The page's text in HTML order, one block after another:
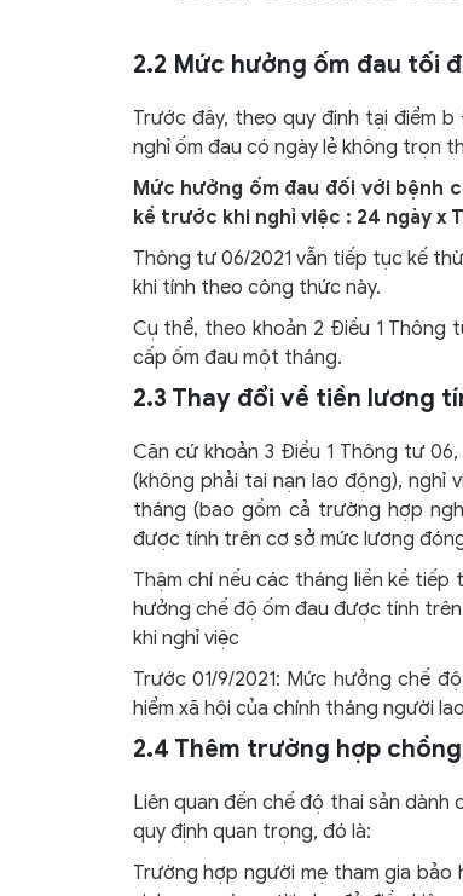
2.2 Mức hưởng ốm đau tối
Trước đây, theo quy định tại điểm
nghỉ ốm đau có ngày lẻ không trọn
Mức hưởng ốm đau đối với bệnh
kề trước khi nghỉ việc : 24 ngày x
Thông tư 06/2021 vẫn tiếp tục kế
khi tính theo công thức này.
Cụ thể, theo khoản 2 Điều 1
cấp ốm đau một tháng.
2.3 Thay đổi về tiền lương
Căn cứ khoản 3 Điều 1 Thông tư
(không phải tai nạn lao động), nghỉ
tháng (bao gồm cả trường hợp
được tính trên cơ sở mức lương
Thậm chí nếu các tháng liền kề
hưởng chế độ ốm đau được tính
khi nghỉ việc
Trước 01/9/2021: Mức hưởng chế
hiểm xã hội của chính tháng người
2.4 Thêm trường hợp
Liên quan đến chế độ thai sản
quy định quan trọng, đó là:
Trường hợp người mẹ tham gia bảo